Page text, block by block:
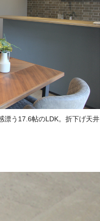
漂う17.6帖のLDK。折下げ天井